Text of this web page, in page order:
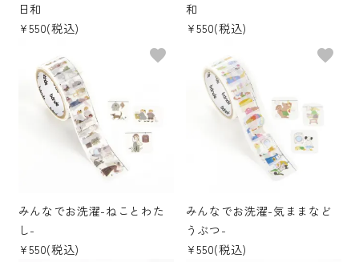
日和
¥550(税込)
和
¥550(税込)
みんなでお洗濯-ねことわた
し-
¥550(税込)
favorite
みんなでお洗濯-気ままなど
うぶつ-
¥550(税込)
favorite